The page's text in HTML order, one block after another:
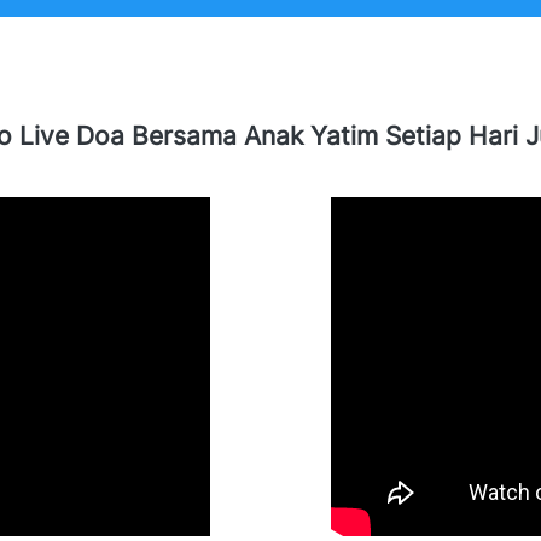
Live Doa Bersama Anak Yatim Setiap Hari